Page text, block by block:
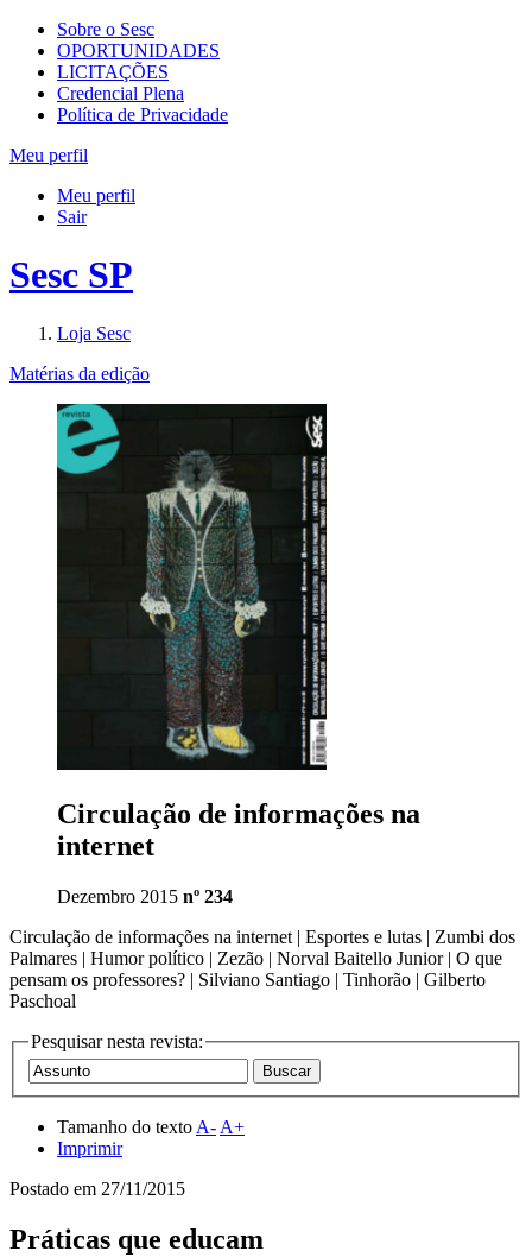
Sobre o Sesc
OPORTUNIDADES
LICITAÇÕES
Credencial Plena
Política de Privacidade
Meu perfil
Meu perfil
Sair
Sesc SP
Loja Sesc
Matérias da edição
Circulação de informações na
internet
Dezembro 2015 nº 234
Circulação de informações na internet | Esportes e lutas | Zumbi dos
Palmares | Humor político | Zezão | Norval Baitello Junior | O que
pensam os professores? | Silviano Santiago | Tinhorão | Gilberto
Paschoal
Pesquisar nesta revista:
Tamanho do texto A- A+
Imprimir
Postado em 27/11/2015
Práticas que educam